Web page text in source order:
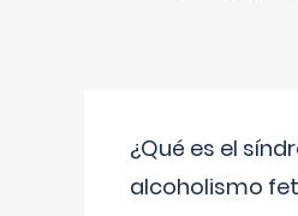
¿Qué es el
alcoholismo